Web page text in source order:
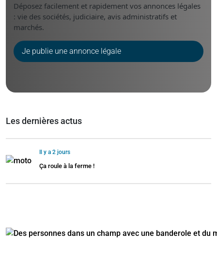
Déposez facilement et rapidement vos annonces légales
: vie des sociétés, judiciaire, avis administratifs et
marchés.
Je publie une annonce légale
Les dernières actus
Il y a 2 jours
Ça roule à la ferme !